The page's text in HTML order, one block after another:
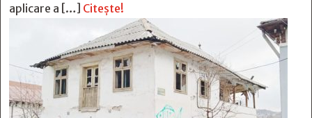
aplicare a […] Citește!